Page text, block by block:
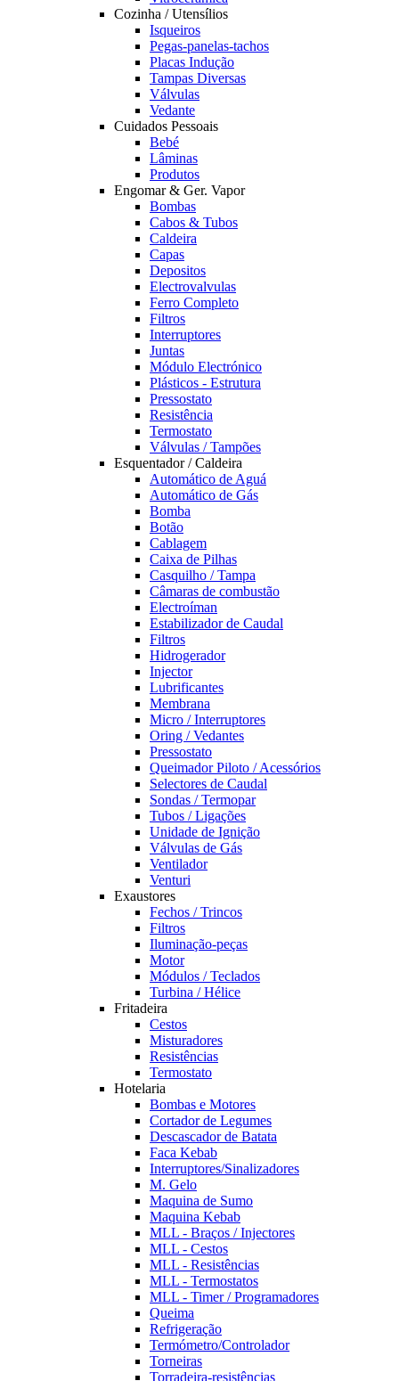
Cozinha / Utensílios
Isqueiros
Pegas-panelas-tachos
Placas Indução
Tampas Diversas
Válvulas
Vedante
Cuidados Pessoais
Bebé
Lâminas
Produtos
Engomar & Ger. Vapor
Bombas
Cabos & Tubos
Caldeira
Capas
Depositos
Electrovalvulas
Ferro Completo
Filtros
Interruptores
Juntas
Módulo Electrónico
Plásticos - Estrutura
Pressostato
Resistência
Termostato
Válvulas / Tampões
Esquentador / Caldeira
Automático de Aguá
Automático de Gás
Bomba
Botão
Cablagem
Caixa de Pilhas
Casquilho / Tampa
Câmaras de combustão
Electroíman
Estabilizador de Caudal
Filtros
Hidrogerador
Injector
Lubrificantes
Membrana
Micro / Interruptores
Oring / Vedantes
Pressostato
Queimador Piloto / Acessórios
Selectores de Caudal
Sondas / Termopar
Tubos / Ligações
Unidade de Ignição
Válvulas de Gás
Ventilador
Venturi
Exaustores
Fechos / Trincos
Filtros
Iluminação-peças
Motor
Módulos / Teclados
Turbina / Hélice
Fritadeira
Cestos
Misturadores
Resistências
Termostato
Hotelaria
Bombas e Motores
Cortador de Legumes
Descascador de Batata
Faca Kebab
Interruptores/Sinalizadores
M. Gelo
Maquina de Sumo
Maquina Kebab
MLL - Braços / Injectores
MLL - Cestos
MLL - Resistências
MLL - Termostatos
MLL - Timer / Programadores
Queima
Refrigeração
Termómetro/Controlador
Torneiras
Torradeira-resistências